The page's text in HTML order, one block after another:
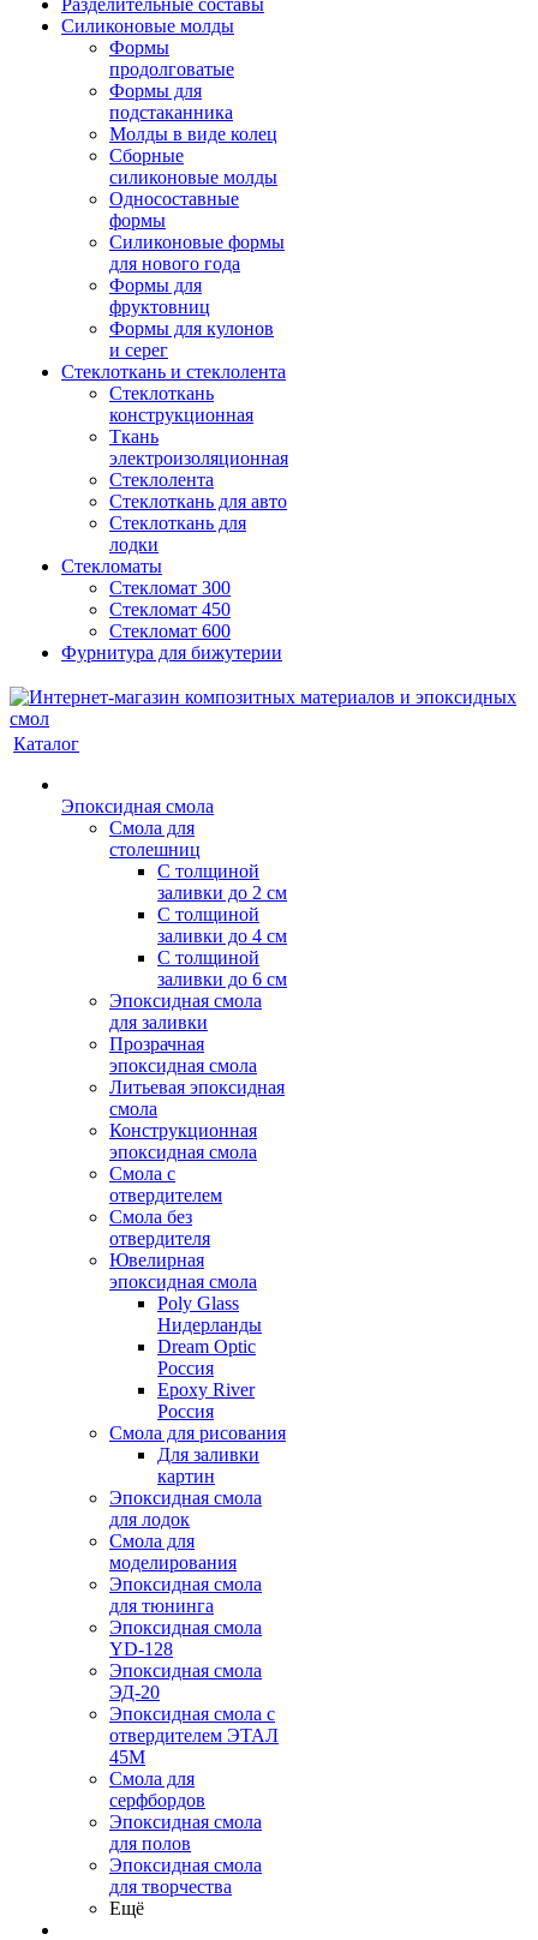
Разделительные составы
Силиконовые молды
Формы
продолговатые
Формы для
подстаканника
Молды в виде колец
Сборные
силиконовые молды
Односоставные
формы
Силиконовые формы
для нового года
Формы для
фруктовниц
Формы для кулонов
и серег
Стеклоткань и стеклолента
Стеклоткань
конструкционная
Ткань
электроизоляционная
Стеклолента
Стеклоткань для авто
Стеклоткань для
лодки
Стекломаты
Стекломат 300
Стекломат 450
Стекломат 600
Фурнитура для бижутерии
Каталог
Эпоксидная смола
Смола для
столешниц
С толщиной
заливки до 2 см
С толщиной
заливки до 4 см
С толщиной
заливки до 6 см
Эпоксидная смола
для заливки
Прозрачная
эпоксидная смола
Литьевая эпоксидная
смола
Конструкционная
эпоксидная смола
Смола с
отвердителем
Смола без
отвердителя
Ювелирная
эпоксидная смола
Poly Glass
Нидерланды
Dream Optic
Россия
Epoxy River
Россия
Смола для рисования
Для заливки
картин
Эпоксидная смола
для лодок
Смола для
моделирования
Эпоксидная смола
для тюнинга
Эпоксидная смола
YD-128
Эпоксидная смола
ЭД-20
Эпоксидная смола с
отвердителем ЭТАЛ
45М
Смола для
серфбордов
Эпоксидная смола
для полов
Эпоксидная смола
для творчества
Ещё